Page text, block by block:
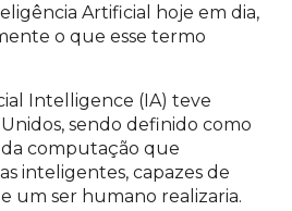
Artificial hoje em dia,
o que esse termo
Intelligence (IA) teve
sendo definido como
computação que
inteligentes, capazes de
um ser humano realizaria.